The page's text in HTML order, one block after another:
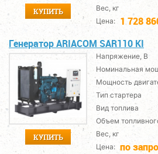
КУПИТЬ
Вес, кг
Цена: 1 728
Генератор ARIACOM SAR110 KI
КУПИТЬ
Напряжение, В
Номинальная
Мощность
Тип стартера
Вид топлива
Объем
Вес, кг
Цена: по